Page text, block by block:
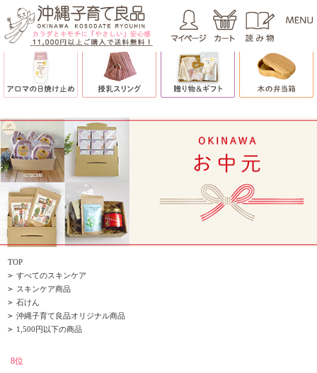
TOP
> すべてのスキンケア
> スキンケア商品
> 石けん
> 沖縄子育て良品オリジナル商品
> 1,500円以下の商品
8位